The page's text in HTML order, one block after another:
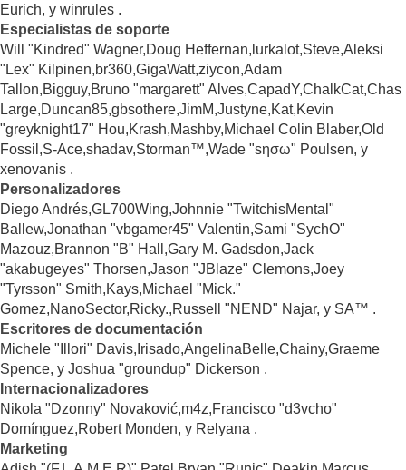
Eurich, y winrules .
Especialistas de soporte
Will "Kindred" Wagner,Doug Heffernan,lurkalot,Steve,Aleksi
"Lex" Kilpinen,br360,GigaWatt,ziycon,Adam
Tallon,Bigguy,Bruno "margarett" Alves,CapadY,ChalkCat,Chas
Large,Duncan85,gbsothere,JimM,Justyne,Kat,Kevin
"greyknight17" Hou,Krash,Mashby,Michael Colin Blaber,Old
Fossil,S-Ace,shadav,Storman™,Wade "sησω" Poulsen, y
xenovanis .
Personalizadores
Diego Andrés,GL700Wing,Johnnie "TwitchisMental"
Ballew,Jonathan "vbgamer45" Valentin,Sami "SychO"
Mazouz,Brannon "B" Hall,Gary M. Gadsdon,Jack
"akabugeyes" Thorsen,Jason "JBlaze" Clemons,Joey
"Tyrsson" Smith,Kays,Michael "Mick."
Gomez,NanoSector,Ricky.,Russell "NEND" Najar, y SA™ .
Escritores de documentación
Michele "Illori" Davis,Irisado,AngelinaBelle,Chainy,Graeme
Spence, y Joshua "groundup" Dickerson .
Internacionalizadores
Nikola "Dzonny" Novaković,m4z,Francisco "d3vcho"
Domínguez,Robert Monden, y Relyana .
Marketing